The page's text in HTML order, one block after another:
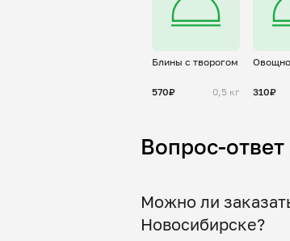
Блины с творогом
570₽ 0,5 кг 310₽
Вопрос-ответ
Можно ли
Новосибирске?